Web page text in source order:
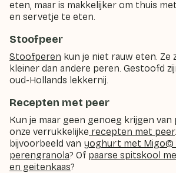
eten, maar is makkelijker om thuis
en servetje te eten.
Stoofpeer
Stoofperen kun je niet rauw eten. Ze
kleiner dan andere peren. Gestoofd
oud-Hollands lekkernij.
Recepten met peer
Kun je maar geen genoeg krijgen van
onze verrukkelijke recepten met peer
bijvoorbeeld van yoghurt met Migo©
perengranola? Of paarse spitskool
en geitenkaas?